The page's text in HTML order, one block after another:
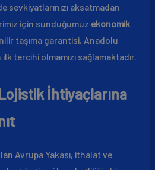
sevkiyatlarınızı aksatmadan
için sunduğumuz ekonomik
taşıma garantisi, Anadolu
tercihi olmamızı sağlamaktadır.
İhtiyaçlarına
Avrupa Yakası, ithalat ve